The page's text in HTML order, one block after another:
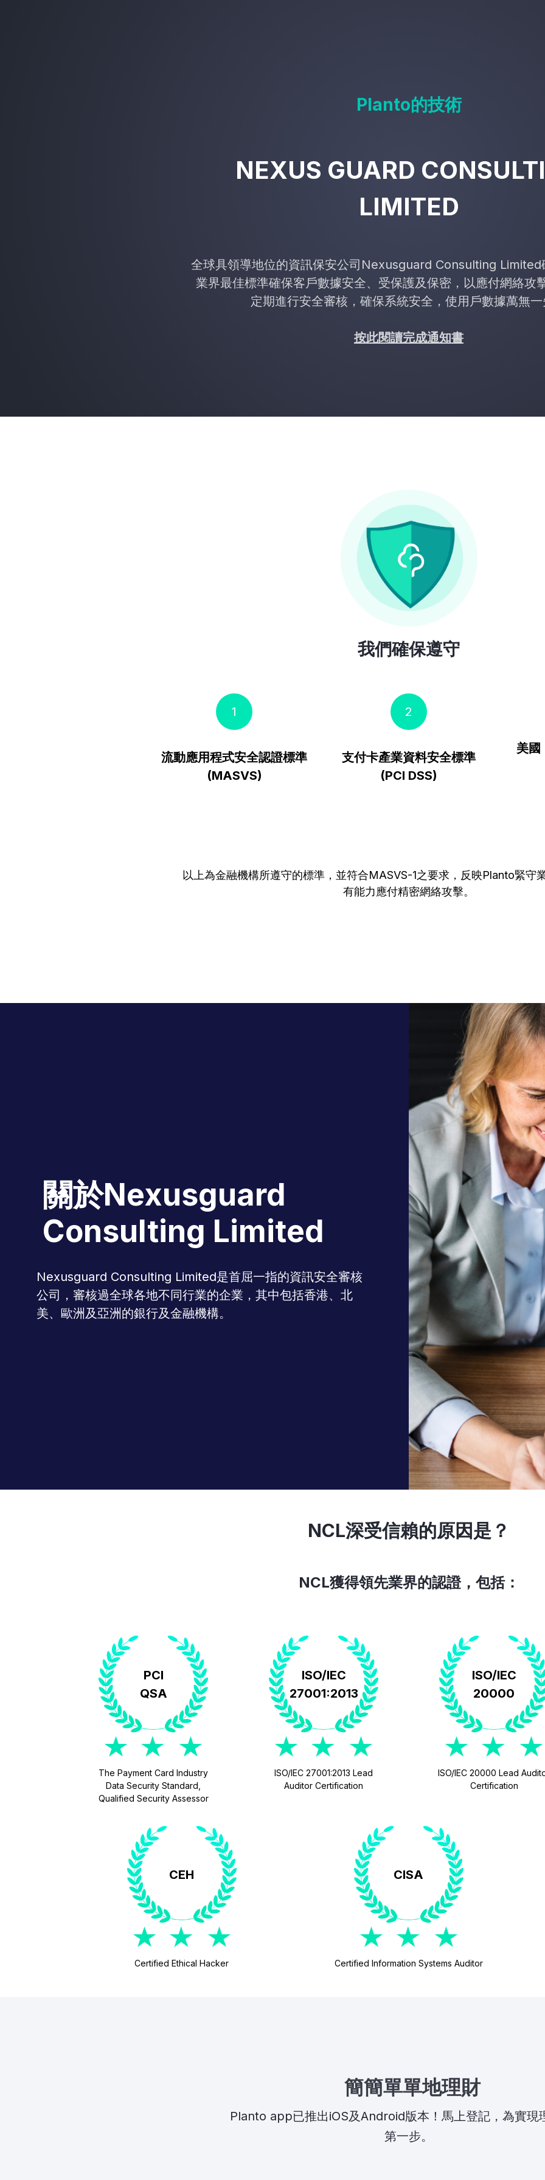
Planto的技術
NEXUS GUARD
LIMITED
全球具領導地位的資訊保安公司Nexusguard Consulting
業界最佳標準確保客戶數據安全、受保護及保密，以應付網絡攻
定期進行安全審核，確保系統安全，使用戶數據萬無
按此閱讀完成通知書
我們確保遵守
1
流動應用程式安全認證標準
(MASVS)
2
支付卡產業資料安全標準
(PCI DSS)
美國
以上為金融機構所遵守的標準，並符合MASVS-1之要求，反映Planto緊守
有能力應付精密網絡攻擊。
關於Nexusguard
Consulting Limited
Nexusguard Consulting Limited是首屈一指的資訊安全審核
公司，審核過全球各地不同行業的企業，其中包括香港、北
美、歐洲及亞洲的銀行及金融機構。
NCL深受信賴的原因是？
NCL獲得領先業界的認證，包括：
PCI
QSA
The Payment Card Industry
Data Security Standard,
Qualified Security Assessor
ISO/IEC
27001:2013
ISO/IEC 27001:2013 Lead
Auditor Certification
ISO/IEC
20000
ISO/IEC 20000 Lead
Certification
CEH
Certified Ethical Hacker
CISA
Certified Information Systems Auditor
簡簡單單地理財
Planto app已推出iOS及Android版本！馬上登記，為實現
第一步。